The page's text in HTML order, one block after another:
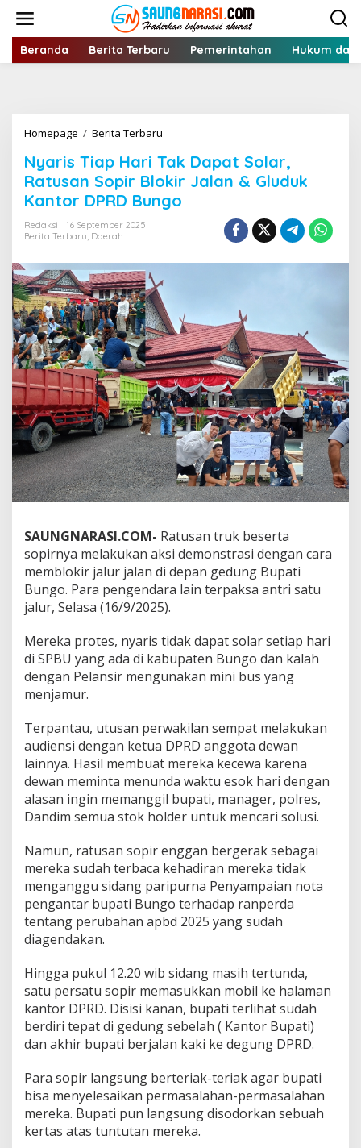
konten
Beranda Berita Terbaru Pemerintahan Hukum
Homepage / Berita Terbaru
Hari
Tak
Dapat
Solar,
Jalan
&
Kantor
DPRD
Bungo
Nyaris Tiap Hari Tak Dapat Solar,
Ratusan Sopir Blokir Jalan & Gluduk
Kantor DPRD Bungo
Redaksi
16 September 2025
Berita Terbaru, Daerah
SAUNGNARASI.COM- Ratusan truk beserta
sopirnya melakukan aksi demonstrasi dengan cara
memblokir jalur jalan di depan gedung Bupati
Bungo. Para pengendara lain terpaksa antri satu
jalur, Selasa (16/9/2025).
Mereka protes, nyaris tidak dapat solar setiap hari
di SPBU yang ada di kabupaten Bungo dan kalah
dengan Pelansir mengunakan mini bus yang
menjamur.
Terpantau, utusan perwakilan sempat melakukan
audiensi dengan ketua DPRD anggota dewan
lainnya. Hasil membuat mereka kecewa karena
dewan meminta menunda waktu esok hari dengan
alasan ingin memanggil bupati, manager, polres,
Dandim semua stok holder untuk mencari solusi.
Namun, ratusan sopir enggan bergerak sebagai
mereka sudah terbaca kehadiran mereka tidak
menganggu sidang paripurna Penyampaian nota
pengantar bupati Bungo terhadap ranperda
tentang perubahan apbd 2025 yang sudah
diagendakan.
Hingga pukul 12.20 wib sidang masih tertunda,
satu persatu sopir memasukkan mobil ke halaman
kantor DPRD. Disisi kanan, bupati terlihat sudah
berdiri tepat di gedung sebelah ( Kantor Bupati)
dan akhir bupati berjalan kaki ke degung DPRD.
Para sopir langsung berteriak-teriak agar bupati
bisa menyelesaikan permasalahan-permasalahan
mereka. Bupati pun langsung disodorkan sebuah
kertas atas tuntutan mereka.